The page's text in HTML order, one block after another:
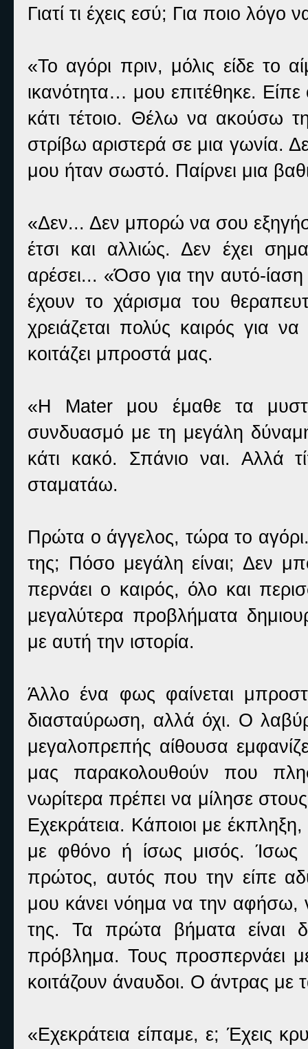
Γιατί τι έχεις εσύ; Για ποιο
«Το αγόρι πριν, μόλις είδε το
ικανότητα… μου επιτέθηκε.
κάτι τέτοιο. Θέλω να ακούσω
στρίβω αριστερά σε μια γωνία.
μου ήταν σωστό. Παίρνει μια
«Δεν... Δεν μπορώ να σου
έτσι και αλλιώς. Δεν έχει
αρέσει... «Όσο για την αυτό-
έχουν το χάρισμα του
χρειάζεται πολύς καιρός για
κοιτάζει μπροστά μας.
«Η Mater μου έμαθε τα
συνδυασμό με τη μεγάλη
κάτι κακό. Σπάνιο ναι. Αλλά
σταματάω.
Πρώτα ο άγγελος, τώρα το αγόρι.
της; Πόσο μεγάλη είναι; Δεν
περνάει ο καιρός, όλο και
μεγαλύτερα προβλήματα
με αυτή την ιστορία.
Άλλο ένα φως φαίνεται
διασταύρωση, αλλά όχι. Ο
μεγαλοπρεπής αίθουσα
μας παρακολουθούν που
νωρίτερα πρέπει να μίλησε στους
Εχεκράτεια. Κάποιοι με
με φθόνο ή ίσως μισός.
πρώτος, αυτός που την είπε
μου κάνει νόημα να την αφήσω,
της. Τα πρώτα βήματα είναι
πρόβλημα. Τους προσπερνάει
κοιτάζουν άναυδοι. Ο άντρας με
«Εχεκράτεια είπαμε, ε; Έχεις